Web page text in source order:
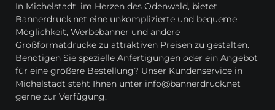
In Michelstadt, im Herzen des Odenwald, bietet
Bannerdruck.net eine unkomplizierte und bequeme
Möglichkeit, Werbebanner und andere
Großformatdrucke zu attraktiven Preisen zu gestalten.
Benötigen Sie spezielle Anfertigungen oder ein Angebot
für eine größere Bestellung? Unser Kundenservice in
Michelstadt steht Ihnen unter info@bannerdruck.net
gerne zur Verfügung.